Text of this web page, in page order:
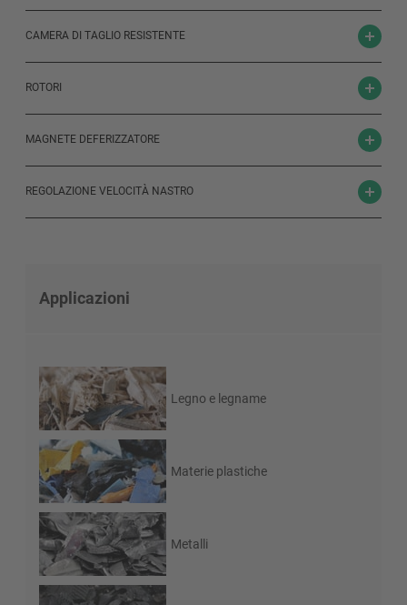
CAMERA DI TAGLIO RESISTENTE
ROTORI
MAGNETE DEFERIZZATORE
REGOLAZIONE VELOCITÀ NASTRO
Applicazioni
Legno e legname
Materie plastiche
Metalli